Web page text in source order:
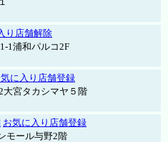
り店舗解除
1浦和パルコ2F
に入り店舗登録
大宮タカシマヤ５階
お気に入り店舗登録
モール与野2階